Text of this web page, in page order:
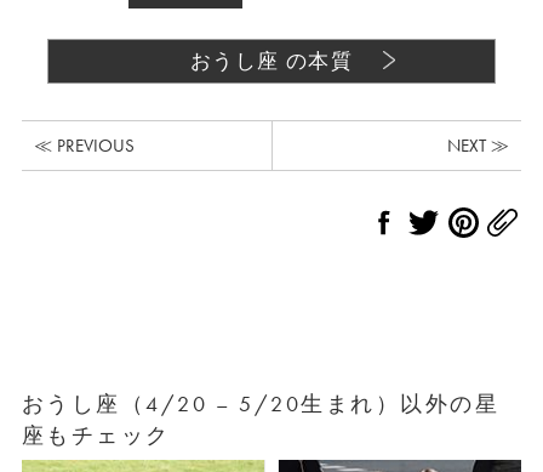
おうし座 の本質
≪ PREVIOUS NEXT ≫
おうし座（4/20 – 5/20生まれ）以外の星
座もチェック